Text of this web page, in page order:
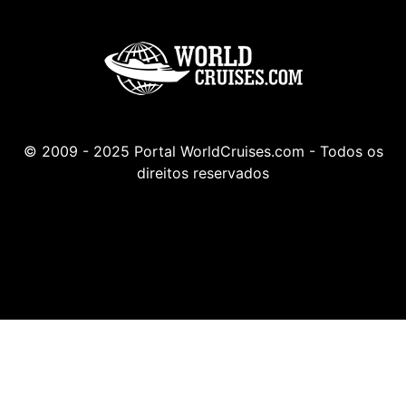
© 2009 - 2025 Portal WorldCruises.com - Todos os
direitos reservados